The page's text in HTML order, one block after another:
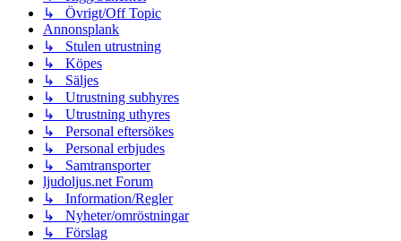
↳ Övrigt/Off Topic
Annonsplank
↳ Stulen utrustning
↳ Köpes
↳ Säljes
↳ Utrustning subhyres
↳ Utrustning uthyres
↳ Personal eftersökes
↳ Personal erbjudes
↳ Samtransporter
ljudoljus.net Forum
↳ Information/Regler
↳ Nyheter/omröstningar
↳ Förslag